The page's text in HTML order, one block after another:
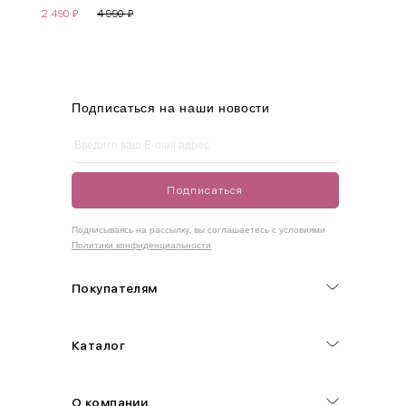
2 490 ₽ 4 990₽
42-50
Как правильно себя обмерить
Измеряется по самым выступающим точкам.
Обхват бедер (F)
Покупателям
Каталог
О компании
Подписаться на наши новости
Подписаться
Подписываясь на рассылку, вы соглашаетесь с условиями
Политики конфиденциальности